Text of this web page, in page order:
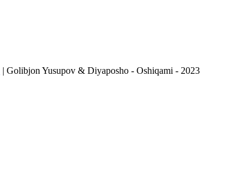
| Golibjon Yusupov & Diyaposho - Oshiqami - 2023